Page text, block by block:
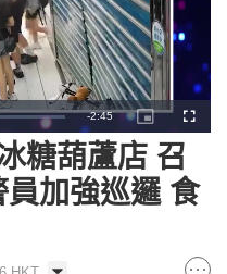
Remaining
Time
-2:45
Picture-
in-
Picture
糖葫蘆店 召
加強巡邏 食